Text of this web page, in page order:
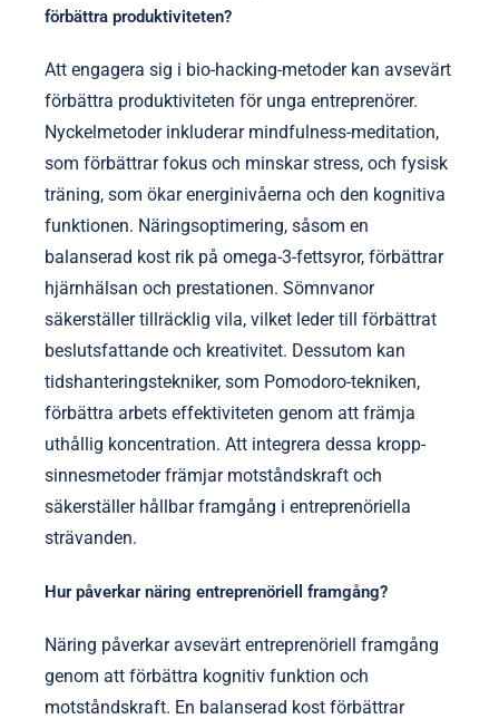
förbättra produktiviteten?
Att engagera sig i bio-hacking-metoder kan avsevärt
förbättra produktiviteten för unga entreprenörer.
Nyckelmetoder inkluderar mindfulness-meditation,
som förbättrar fokus och minskar stress, och fysisk
träning, som ökar energinivåerna och den kognitiva
funktionen. Näringsoptimering, såsom en
balanserad kost rik på omega-3-fettsyror, förbättrar
hjärnhälsan och prestationen. Sömnvanor
säkerställer tillräcklig vila, vilket leder till förbättrat
beslutsfattande och kreativitet. Dessutom kan
tidshanteringstekniker, som Pomodoro-tekniken,
förbättra arbets effektiviteten genom att främja
uthållig koncentration. Att integrera dessa kropp-
sinnesmetoder främjar motståndskraft och
säkerställer hållbar framgång i entreprenöriella
strävanden.
Hur påverkar näring entreprenöriell framgång?
Näring påverkar avsevärt entreprenöriell framgång
genom att förbättra kognitiv funktion och
motståndskraft. En balanserad kost förbättrar